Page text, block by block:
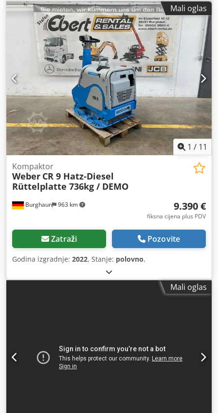
Mali oglas
1 / 11
Burghaun 963 km
Kompaktor
Weber CR 9 Hatz-Diesel
Rüttelplatte 736kg / DEMO
9.390 €
fiksna cijena plus PDV
Zatraži Pozovite
Godina izgradnje: 2022, Stanje: polovno,
Mali oglas